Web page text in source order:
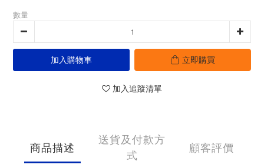
數量
加入購物車 立即購買
加入追蹤清單
商品描述
送貨及付款方
式
顧客評價